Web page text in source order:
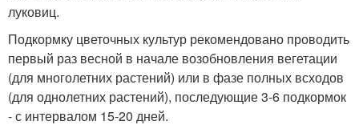
луковиц.
Подкормку цветочных культур рекомендовано проводить
первый раз вес­ной в начале возобновления вегетации
(для многолетних растений) или в фа­зе полных всходов
(для однолетних растений), последующие 3-6 подкормок
- с интервалом 15-20 дней.